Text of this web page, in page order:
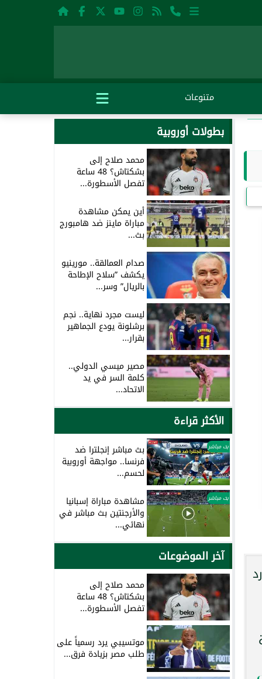
متنوعات
بطولات أوروبية
محمد صلاح إلى
بشكتاش؟ 48 ساعة
تفصل الأسطورة...
أين يمكن مشاهدة
مباراة ماينز ضد هامبورج
بث...
صدام العمالقة.. مورينيو
يكشف ”سلاح الإطاحة
بالريال” وسر...
ليست مجرد نهاية.. نجم
برشلونة يودع الجماهير
بقرار...
مصير ميسي الدولي..
كلمة السر في يد
الاتحاد...
الأكثر قراءة
بث مباشر بث مباشر إنجلترا ضد
فرنسا.. مواجهة أوروبية
لحسم...
بث مباشر مشاهدة مباراة إسبانيا
والأرجنتين بث مباشر في
نهائي...
آخر الموضوعات
محمد صلاح إلى
بشكتاش؟ 48 ساعة
تفصل الأسطورة...
موتسيبي يرد رسمياً على
طلب مصر بزيادة فرق...